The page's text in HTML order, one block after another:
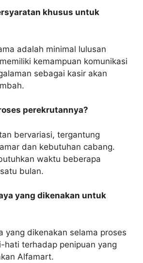
khusus untuk
adalah minimal lulusan
kemampuan komunikasi
sebagai kasir akan
perekrutannya?
bervariasi, tergantung
dan kebutuhan cabang.
waktu beberapa
bulan.
yang dikenakan untuk
yang dikenakan selama proses
hati terhadap penipuan yang
Alfamart.